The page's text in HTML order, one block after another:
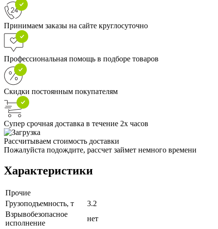
Принимаем заказы на сайте круглосуточно
Профессиональная помощь в подборе товаров
Скидки постоянным покупателям
Супер срочная доставка в течение 2х часов
Рассчитываем стоимость доставки
Пожалуйста подождите, рассчет займет немного времени
Характеристики
Прочие
Грузоподъемность, т
3.2
Взрывобезопасное
исполнение
нет